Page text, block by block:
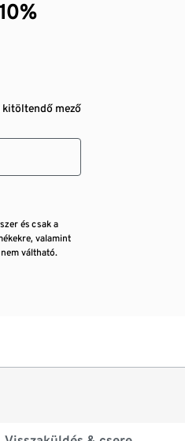
kitöltendő mező
és csak a
valamint
váltható.